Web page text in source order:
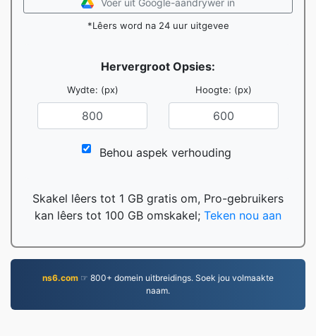
Voer uit Google-aandrywer in
*Lêers word na 24 uur uitgevee
Hervergroot Opsies:
Wydte: (px) Hoogte: (px)
Behou aspek verhouding
Skakel lêers tot 1 GB gratis om, Pro-gebruikers
kan lêers tot 100 GB omskakel; Teken nou aan
ns6.com ☞ 800+ domein uitbreidings. Soek jou volmaakte
naam.